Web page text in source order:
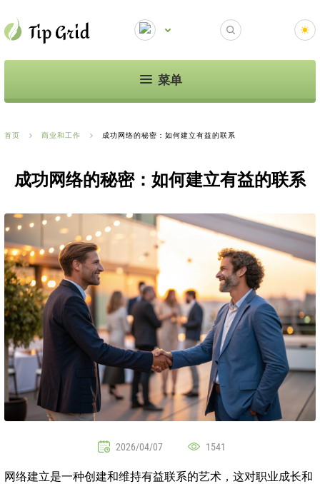
菜单
首页 商业和工作 成功网络的秘密：如何建立有益的联系
成功网络的秘密：如何建立有益的联系
2026/04/07 1541
网络建立是一种创建和维持有益联系的艺术，这对职业成长和